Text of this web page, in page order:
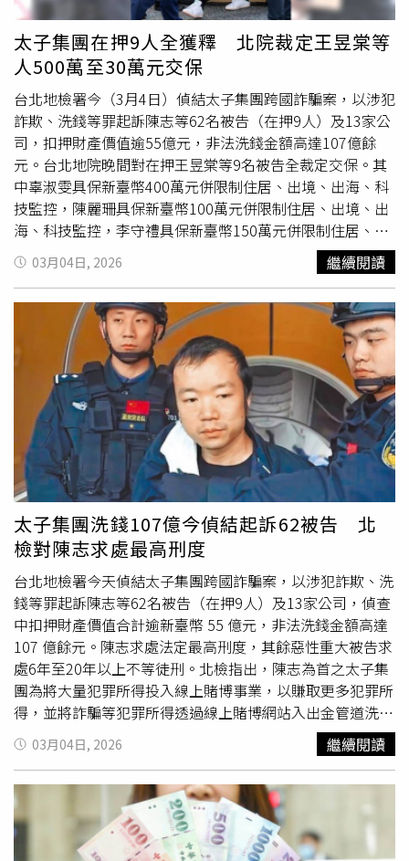
太子集團在押9人全獲釋 北院裁定王昱棠等
人500萬至30萬元交保
台北地檢署今（3月4日）偵結太子集團跨國詐騙案，以涉犯
詐欺、洗錢等罪起訴陳志等62名被告（在押9人）及13家公
司，扣押財產價值逾55億元，非法洗錢金額高達107億餘
元。台北地院晚間對在押王昱棠等9名被告全裁定交保。其
中辜淑雯具保新臺幣400萬元併限制住居、出境、出海、科
技監控，陳麗珊具保新臺幣100萬元併限制住居、出境、出
海、科技監控，李守禮具保新臺幣150萬元併限制住居、出
境、出海、科技監控，邱子恩具保新臺幣50萬元併限制住
居、出境、出海、科技監控，林揚茂具保新臺幣150萬元併
限制住居、出境、出海、科技監控，鄭巧枚具保新臺幣150
萬元併限制住居、出境、出海、科技監控，王俊國具保新臺
幣30萬元併限制住居、出境、出海、科技監控，陳韋志具保
新臺幣50萬元併限制住居、出境、出海、科技監控，王昱棠
諭知因科技監控電子腳環數量不足更改為電子手環，其餘諭
知不變(具保新臺幣500萬元併限制住居、出境、出海、科技
監控)。上述被告身分如下：天旭國際人資長辜淑雯、台灣
太子不動產總經理王昱棠、李添特助李守禮、李添司機邱子
恩、尼爾創新負責人林揚茂、尼爾創新財務主管鄭巧枚、天
旭科技財務主管陳麗珊、吳逸先集團在台帳房王俊國、雪茄
館水房負責人陳韋志。北檢指出，陳志為首之太子集團為將
大量犯罪所得投入線上賭博事業，以賺取更多犯罪所得，並
將詐騙等犯罪所得透過線上賭博網站入出金管道洗錢，自
105年起於我國境內成立多家公司，供太子集團經營非法賭
博、洗錢犯罪之用，並以實質掌控在18個國家所設立之250
家境外公司，持有453個國內外金融帳戶，利用集團實質掌
控之境外公司間，製作不實交易合約，透過外匯管道洗錢。
陳志使太子集團以虛擬資產形式存在之犯罪所得流入我國，
且可於多國隨時以提領法定貨幣現金之方式製造金流斷點，
利用自行開發之OJBK錢包連結地下匯兌水房，將犯罪所得
清洗後匯入我國境內，購買名車、精品等物，並支應太子集
團在我國境內所需支出。陳志為於我國發展非法線上賭博事
業作為太子集團洗錢管道之一，105年間派遣張剛耀來台籌
劃發展，王昱棠經張剛耀吸收加入太子集團，共同成立明睿
公司(已解散)專責為太子集團在我國成立本國公司並管理實
質掌控之境外公司、帳戶。太子集團為規避查緝，由王昱棠
03月04日, 2026 繼續閱讀
太子集團洗錢107億今偵結起訴62被告 北
檢對陳志求處最高刑度
台北地檢署今天偵結太子集團跨國詐騙案，以涉犯詐欺、洗
錢等罪起訴陳志等62名被告（在押9人）及13家公司，偵查
中扣押財產價值合計逾新臺幣 55 億元，非法洗錢金額高達
107 億餘元。陳志求處法定最高刑度，其餘惡性重大被告求
處6年至20年以上不等徒刑。北檢指出，陳志為首之太子集
團為將大量犯罪所得投入線上賭博事業，以賺取更多犯罪所
得，並將詐騙等犯罪所得透過線上賭博網站入出金管道洗
錢，自105年起於我國境內成立多家公司，供太子集團經營
非法賭博、洗錢犯罪之用，並以實質掌控在18個國家所設立
之250家境外公司，持有453個國內外金融帳戶，利用集團
實質掌控之境外公司間，製作不實交易合約，透過外匯管道
洗錢。另為使太子集團以虛擬資產形式存在之犯罪所得流入
我國，且可於多國隨時以提領法定貨幣現金之方式製造金流
03月04日, 2026 繼續閱讀